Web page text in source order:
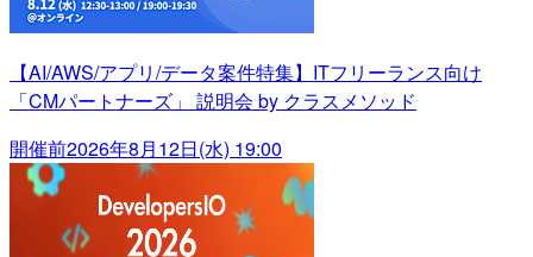
【AI/AWS/アプリ/データ案件特集】ITフリーランス向け
「CMパートナーズ」 説明会 by クラスメソッド
開催前2026年8月12日(水) 19:00